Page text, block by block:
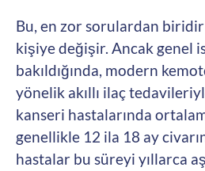
Bu, en zor sorulardan
kişiye değişir. Ancak genel
bakıldığında, modern
yönelik akıllı ilaç
kanseri hastalarında
genellikle 12 ila 18 ay
hastalar bu süreyi yıllarca